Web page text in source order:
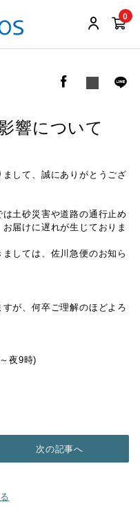
0
響について
して、誠にありがとうござ
土砂災害や道路の通行止め
届けに遅れが生じておりま
しては、佐川急便のお知ら
が、何卒ご理解のほどよろ
夜9時)
次の記事へ